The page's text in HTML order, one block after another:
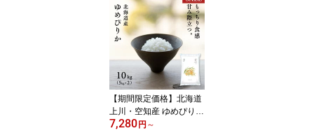
【期間限定価格】北海道
上川・空知産 ゆめぴりか
10kg (5kg×2袋) 令和7年
7,280 円 ～